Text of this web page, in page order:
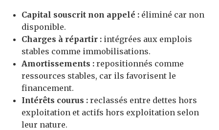
Capital souscrit non appelé : éliminé car non
disponible.
Charges à répartir : intégrées aux emplois
stables comme immobilisations.
Amortissements : repositionnés comme
ressources stables, car ils favorisent le
financement.
Intérêts courus : reclassés entre dettes hors
exploitation et actifs hors exploitation selon
leur nature.